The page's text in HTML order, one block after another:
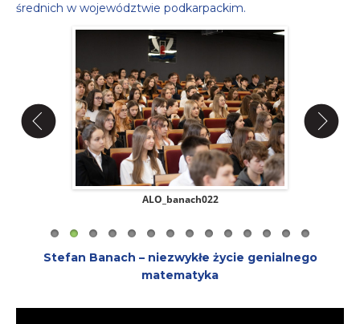
średnich w województwie podkarpackim.
ALO_banach022
Stefan Banach – niezwykłe życie genialnego
matematyka